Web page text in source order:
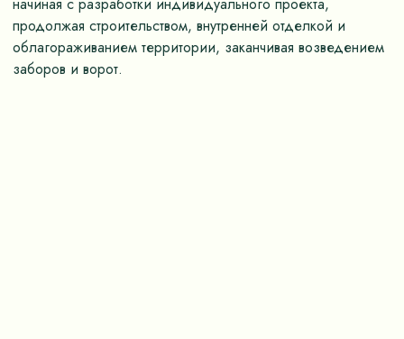
начиная с разработки индивидуального проекта,
продолжая строительством, внутренней отделкой и
облагораживанием территории, заканчивая возведением
заборов и ворот.